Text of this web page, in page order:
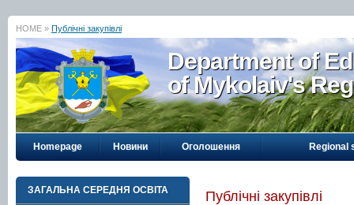
HOME » Публічні закупівлі
Department of
of Mykolaiv's
Homepage Новини Оголошення Regional
ЗАГАЛЬНА СЕРЕДНЯ ОСВІТА Публічні закупівлі